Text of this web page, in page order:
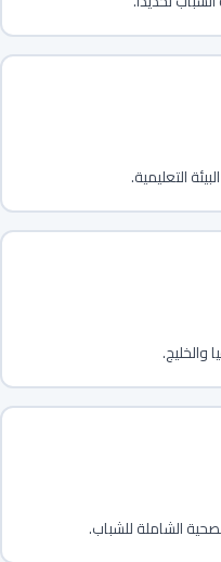
التعليمية.
والخليج.
الشاملة للشباب.